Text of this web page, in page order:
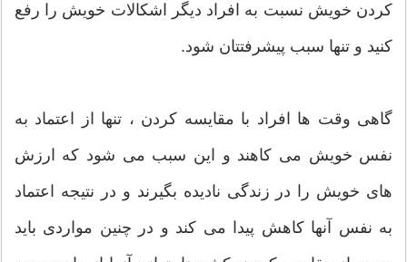
کردن خویش نسبت به افراد دیگر اشکالات خویش را رفع
کنید و تنها سبب پیشرفتتان شود.
گاهی وقت ها افراد با مقایسه کردن ، تنها از اعتماد به
نفس خویش می کاهند و این سبب می شود که ارزش
های خویش را در زندگی نادیده بگیرند و در نتیجه اعتماد
به نفس آنها کاهش پیدا می کند و در چنين مواردی باید